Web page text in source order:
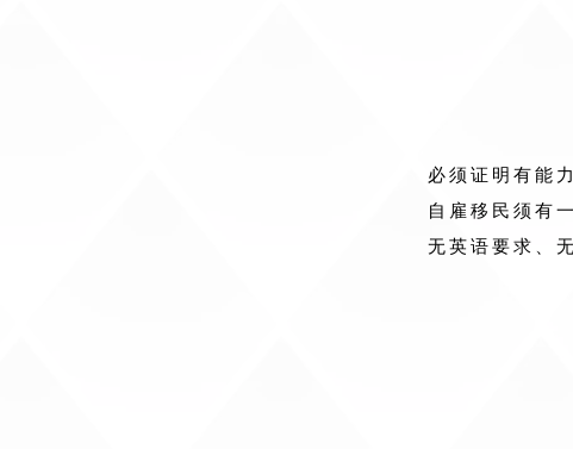
必须证明有能
自雇移民须有
无英语要求、